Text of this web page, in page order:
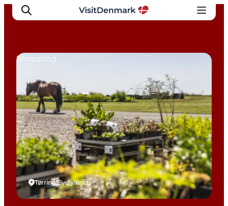
Inspiration
Destinationer
Oplevelser
Overnatning
Planlæg ferien
Tørring, Sydjylland
Shopping